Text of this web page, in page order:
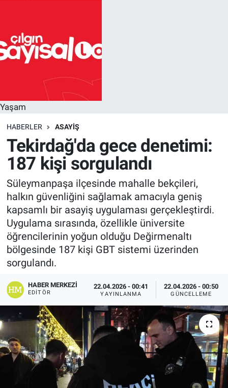
Yaşam
HABERLER ASAYIŞ
Tekirdağ'da gece denetimi:
187 kişi sorgulandı
Süleymanpaşa ilçesinde mahalle bekçileri,
halkın güvenliğini sağlamak amacıyla geniş
kapsamlı bir asayiş uygulaması gerçekleştirdi.
Uygulama sırasında, özellikle üniversite
öğrencilerinin yoğun olduğu Değirmenaltı
bölgesinde 187 kişi GBT sistemi üzerinden
sorgulandı.
HABER MERKEZI
EDITÖR
22.04.2026 - 00:41
YAYINLANMA
22.04.2026 - 00:50
GÜNCELLEME